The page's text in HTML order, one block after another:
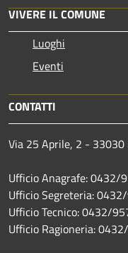
VIVERE IL COMUNE
Luoghi
Eventi
CONTATTI
Via 25 Aprile, 2 - 33030
Ufficio Anagrafe: 0432/
Ufficio Segreteria:
Ufficio Tecnico: 0432/
Ufficio Ragioneria: